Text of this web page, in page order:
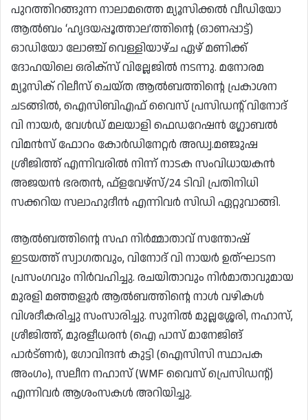
പുറത്തിറങ്ങുന്ന നാലാമത്തെ മ്യൂസിക്കൽ വീഡിയോ
ആൽബം ‘ഹൃദയപ്പൂത്താല’ത്തിന്റെ (ഓണപ്പാട്ട്)
ഓഡിയോ ലോഞ്ച് വെള്ളിയാഴ്ച ഏഴ് മണിക്ക്
ദോഹയിലെ ഒരിക്‌സ് വില്ലേജിൽ നടന്നു. മനോരമ
മ്യൂസിക് റിലീസ് ചെയ്ത ആൽബത്തിന്റെ പ്രകാശന
ചടങ്ങിൽ, ഐസിബിഎഫ് വൈസ് പ്രസിഡന്റ് വിനോദ്
വി നായർ, വേൾഡ് മലയാളി ഫെഡറേഷൻ ഗ്ലോബൽ
വിമൻസ് ഫോറം കോർഡിനേറ്റർ അഡ്വ.മഞ്ജുഷ
ശ്രീജിത്ത് എന്നിവരിൽ നിന്ന് നാടക സംവിധായകൻ
അജയൻ ഭരതൻ, ഫ്ളവേഴ്‌സ്/24 ടിവി പ്രതിനിധി
സക്കറിയ സലാഹുദീൻ എന്നിവർ സിഡി ഏറ്റുവാങ്ങി.
ആൽബത്തിന്റെ സഹ നിർമ്മാതാവ് സന്തോഷ്
ഇടയത്ത്‌ സ്വാഗതവും, വിനോദ് വി നായർ ഉത്ഘാടന
പ്രസംഗവും നിർവഹിച്ചു. രചയിതാവും നിർമാതാവുമായ
മുരളി മഞ്ഞളൂർ ആൽബത്തിന്റെ നാൾ വഴികൾ
വിശദീകരിച്ചു സംസാരിച്ചു. സുനിൽ മുല്ലശ്ശേരി, നഹാസ്,
ശ്രീജിത്ത്, മുരളീധരൻ (ഐ പാസ് മാനേജിങ്
പാർട്ണർ), ഗോവിന്ദൻ കുട്ടി (ഐസിസി സ്ഥാപക
അംഗം), സലീന നഹാസ് (WMF വൈസ് പ്രെസിഡന്റ്)
എന്നിവർ ആശംസകൾ അറിയിച്ചു.